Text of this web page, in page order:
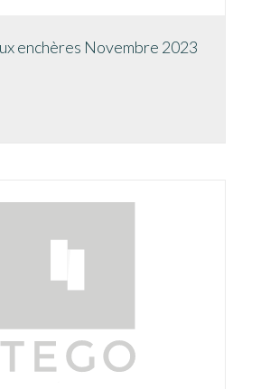
enchères Novembre 2023